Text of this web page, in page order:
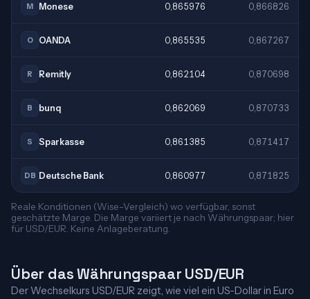
M Monese 0,865976 0,866826
O OANDA 0,865535 0,867267
R Remitly 0,862104 0,870698
B bunq 0,862069 0,870733
S Sparkasse 0,861385 0,871417
DB Deutsche Bank 0,860977 0,871825
Reale Konditionen (Wise-Vergleich) wo verfügbar, sonst
geschätzte Marge. Die Marge variiert je nach Währungspaar; hier
für USD/EUR. Keine Anlageberatung.
Über das Währungspaar USD/EUR
Der Wechselkurs USD/EUR zeigt, wie viel ein US-Dollar in Euro